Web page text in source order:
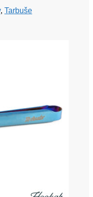
, Tarbuše